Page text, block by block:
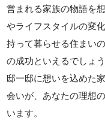
営まれる家族の物語を
やライフスタイルの変
持って暮らせる住まい
の成功といえるでしょ
邸一邸に想いを込めた
会いが、あなたの理想
います。